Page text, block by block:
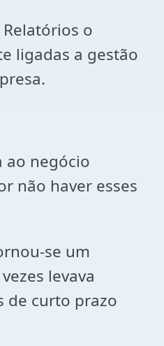
o
ligadas a gestão
ao negócio
não haver esses
se um
levava
de curto prazo